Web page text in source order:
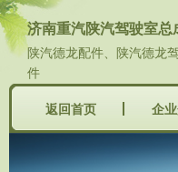
济南重汽陕汽驾驶室总
陕汽德龙配件、陕汽德龙
件
返回首页
企